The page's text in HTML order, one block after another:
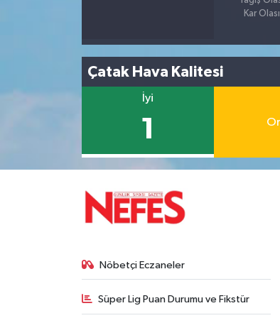
Kar
Çatak Hava Kalitesi
İyi
1
Nöbetçi Eczaneler
Süper Lig Puan Durumu ve Fikstür